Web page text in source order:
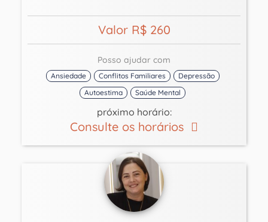
Valor R$ 260
Posso ajudar com
Ansiedade Conflitos Familiares
Depressão
Autoestima
Saúde Mental
próximo horário:
Consulte os horários